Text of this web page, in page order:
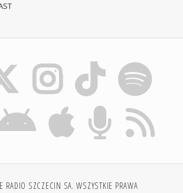
SZCZECIN SA. WSZYSTKIE PRAWA